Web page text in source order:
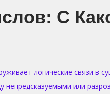
С
логические связи в
или